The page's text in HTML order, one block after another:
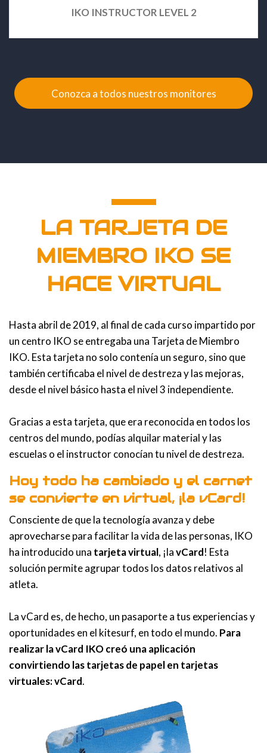
IKO INSTRUCTOR LEVEL 2
Conozca a todos nuestros monitores
LA TARJETA DE
MIEMBRO IKO SE
HACE VIRTUAL
Hasta abril de 2019, al final de cada curso impartido por
un centro IKO se entregaba una Tarjeta de Miembro
IKO. Esta tarjeta no solo contenía un seguro, sino que
también certificaba el nivel de destreza y las mejoras,
desde el nivel básico hasta el nivel 3 independiente.
Gracias a esta tarjeta, que era reconocida en todos los
centros del mundo, podías alquilar material y las
escuelas o el instructor conocían tu nivel de destreza.
Hoy todo ha cambiado y el carnet
se convierte en virtual, ¡la vCard!
Consciente de que la tecnología avanza y debe
aprovecharse para facilitar la vida de las personas, IKO
ha introducido una tarjeta virtual, ¡lavCard! Esta
solución permite agrupar todos los datos relativos al
atleta.
La vCard es, de hecho, un pasaporte a tus experiencias y
oportunidades en el kitesurf, en todo el mundo. Para
realizar la vCard IKO creó una aplicación
convirtiendo las tarjetas de papel en tarjetas
virtuales: vCard.